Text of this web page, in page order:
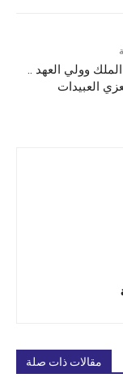
وولي العهد ..
العبيدات
مقالات ذات صلة